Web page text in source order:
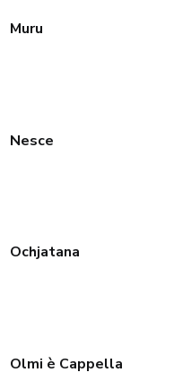
Muru
Nesce
Ochjatana
Olmi è Cappella